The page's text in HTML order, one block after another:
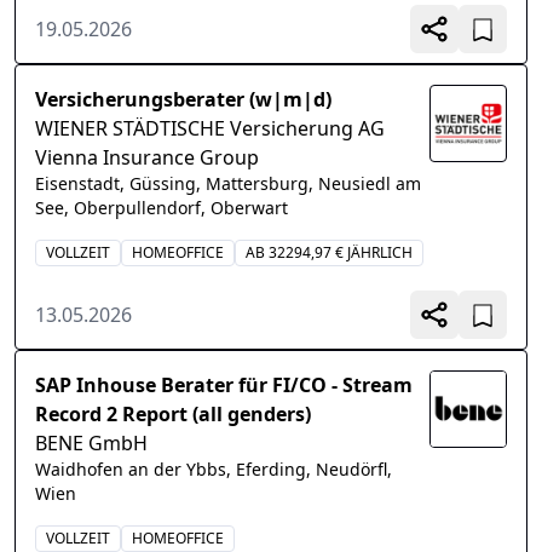
19.05.2026
Versicherungsberater (w|m|d)
WIENER STÄDTISCHE Versicherung AG
Vienna Insurance Group
Eisenstadt, Güssing, Mattersburg, Neusiedl am
See, Oberpullendorf, Oberwart
VOLLZEIT HOMEOFFICE AB 32294,97 € JÄHRLICH
13.05.2026
SAP Inhouse Berater für FI/CO - Stream
Record 2 Report (all genders)
BENE GmbH
Waidhofen an der Ybbs, Eferding, Neudörfl,
Wien
VOLLZEIT HOMEOFFICE